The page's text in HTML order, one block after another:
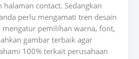
halaman contact. Sedangkan
perlu mengamati tren desain
mengatur pemilihan warna, font,
gambar terbaik agar
100% terkait perusahaan